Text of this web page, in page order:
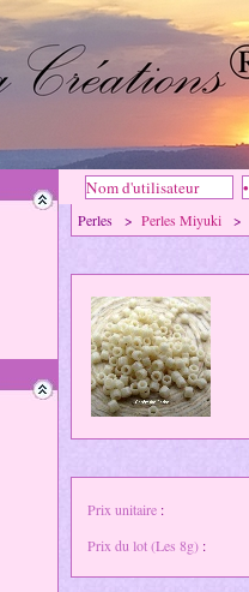
Perles > Perles Miyuki >
Prix unitaire :
Prix du lot (Les 8g) :